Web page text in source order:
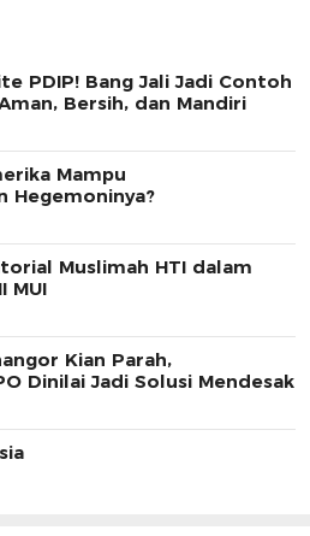
PDIP! Bang Jali Jadi Contoh
Bersih, dan Mandiri
Mampu
Hegemoninya?
Muslimah HTI dalam
MUI
Kian Parah,
Dinilai Jadi Solusi Mendesak